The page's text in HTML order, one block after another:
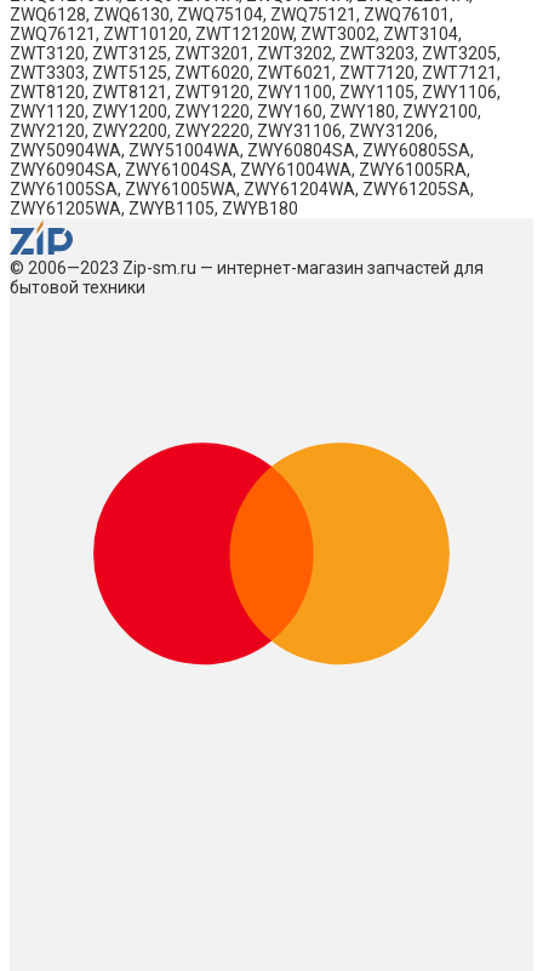
© 2006—2023 Zip-sm.ru — интернет-магазин запчастей для
бытовой техники